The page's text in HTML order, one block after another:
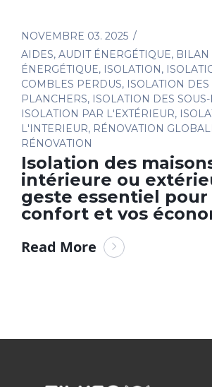
NOVEMBRE 03. 2025
AIDES, AUDIT ÉNERGÉTIQUE, BILAN
ÉNERGÉTIQUE, ISOLATION,
COMBLES PERDUS, ISOLATION DES
PLANCHERS, ISOLATION DES
ISOLATION PAR L'EXTÉRIEUR,
L'INTERIEUR, RÉNOVATION
RÉNOVATION
Isolation des
intérieure ou
geste essentiel
confort et vos
Read More